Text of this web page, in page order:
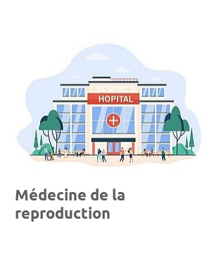
Médecine de la
reproduction